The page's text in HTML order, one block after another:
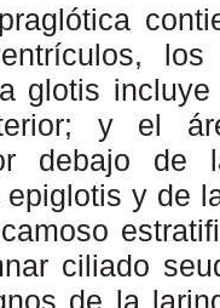
los
glotis
y el
debajo de
y de
ciliado
de la